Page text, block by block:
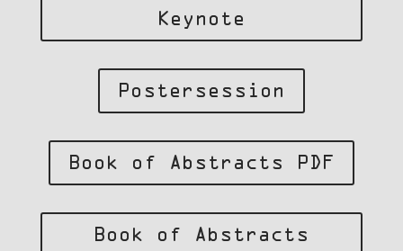
Keynote
Postersession
Book of Abstracts PDF
Book of Abstracts